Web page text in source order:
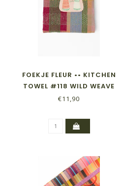
FOEKJE FLEUR •• KITCHEN
TOWEL #118 WILD WEAVE
€11,90